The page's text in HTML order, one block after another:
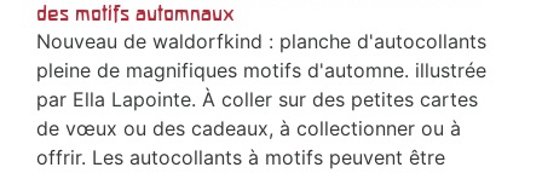
des motifs automnaux
Nouveau de waldorfkind : planche d'autocollants
pleine de magnifiques motifs d'automne. illustrée
par Ella Lapointe. À coller sur des petites cartes
de vœux ou des cadeaux, à collectionner ou à
offrir. Les autocollants à motifs peuvent être